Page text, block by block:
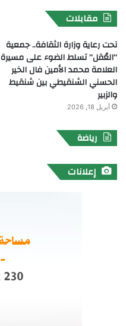
مقابلات
تحت رعاية وزارة الثقافة.. جمعية
“العُقل” تسلط الضوء على مسيرة
العلامة محمد الأمين فال الخير
الحسني الشنقيطي بين شنقيط
والزبير
أبريل 18, 2026
رياضة
إعلانات